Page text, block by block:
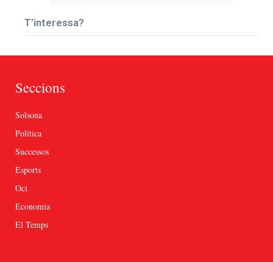
T’interessa?
Seccions
Solsona
Política
Successos
Esports
Oci
Economia
El Temps